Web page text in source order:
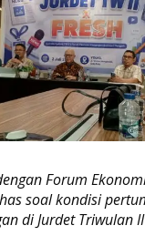
w
u
l
a
I
2
2
6
,
F
Forum
soal kondisi
di Jurdet Triwulan